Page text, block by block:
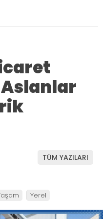
Aslanlar
TÜM YAZILARI
Yerel